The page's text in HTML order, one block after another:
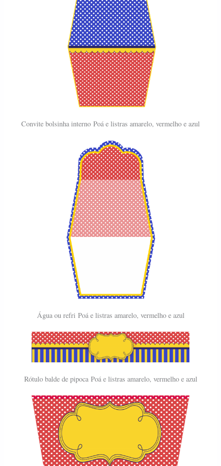
Convite bolsinha interno Poá e listras amarelo, vermelho e azul
Água ou refri Poá e listras amarelo, vermelho e azul
Rótulo balde de pipoca Poá e listras amarelo, vermelho e azul